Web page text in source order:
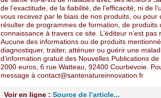
de l’exactitude, de la fiabilité, de l’efficacité, ni de
vous recevez par le biais de nos produits, ou
résulter de programmes de formation, de
connaissance à travers ce site. L’éditeur n’est
Aucune des informations ou de produits
diagnostiquer, traiter, atténuer ou guérir une
d’information gratuit des Nouvelles Publications
2000 euros, 6 rue Watteau, 92400 Courbevoie.
message à contact@santenatureinnovation.fr
Voir en ligne : Source de l’article...